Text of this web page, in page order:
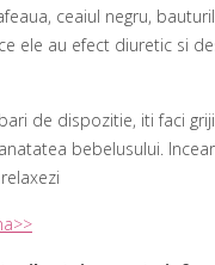
ceaiul negru,
ele au efect diuretic si
de dispozitie, iti faci
bebelusului.